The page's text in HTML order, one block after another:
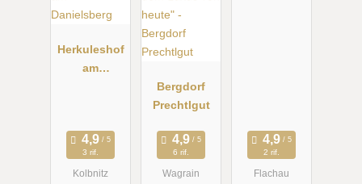
Herkuleshof
am
3 rif.
Kolbnitz
Bergdorf
Prechtlgut
6 rif.
Wagrain
2 rif.
Flachau